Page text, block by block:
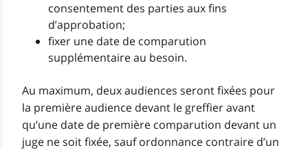
consentement des parties aux fins
d’approbation;
fixer une date de comparution
supplémentaire au besoin.
Au maximum, deux audiences seront fixées pour
la première audience devant le greffier avant
qu’une date de première comparution devant un
juge ne soit fixée, sauf ordonnance contraire d’un